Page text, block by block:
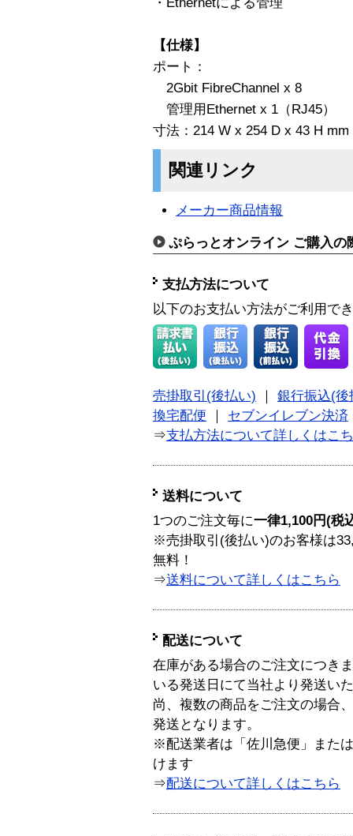
【仕様】
ポート：
2Gbit FibreChannel x 8
管理用Ethernet x 1（RJ45）
寸法：214 W x 254 D x 43 H mm
関連リンク
メーカー商品情報
ぷらっとオンライン ご購入の
支払方法について
以下のお支払い方法がご利用で
売掛取引(後払い)
銀行振込(後
換宅配便
セブンイレブン決済
⇒支払方法について詳しくはこ
送料について
1つのご注文毎に一律1,100円(税
※売掛取引(後払い)のお客様は
無料！
⇒送料について詳しくはこちら
配送について
在庫がある場合のご注文につき
いる発送日にて当社より発送い
尚、複数の商品をご注文の場合
発送となります。
※配送業者は「佐川急便」また
けます
⇒配送について詳しくはこちら